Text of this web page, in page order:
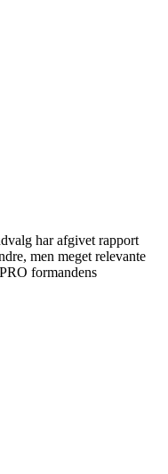
har afgivet rapport
men meget relevante
formandens